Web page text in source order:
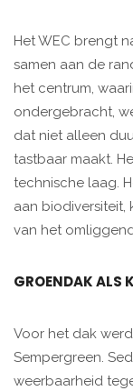
Het WEC brengt
samen aan de
het centrum,
ondergebracht,
dat niet alleen
tastbaar maakt.
technische laag.
aan
van het
GROENDAK ALS
Voor het dak
Sempergreen.
weerbaarheid